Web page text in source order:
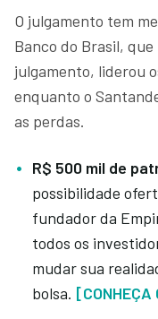
O julgamento tem
Banco do Brasil,
julgamento, liderou
enquanto o
as perdas.
R$ 500 mil de
possibilidade
fundador da
todos os
mudar sua
bolsa. [CONHEÇA